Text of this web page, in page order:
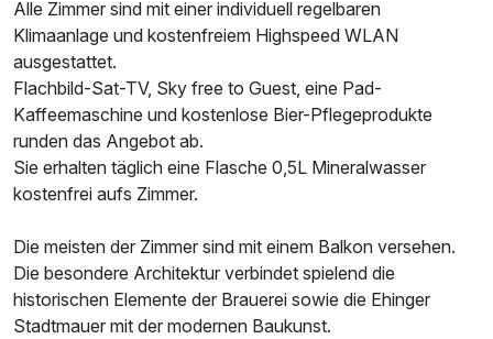
Ausstattung
Zusatznächte
Für 4 Tage
Doppelzimmer Superior
2 Erwachsene
Alle Zimmer sind mit einer individuell regelbaren
Klimaanlage und kostenfreiem Highspeed WLAN
ausgestattet.
Flachbild-Sat-TV, Sky free to Guest, eine Pad-
Kaffeemaschine und kostenlose Bier-Pflegeprodukte
runden das Angebot ab.
Sie erhalten täglich eine Flasche 0,5L Mineralwasser
kostenfrei aufs Zimmer.
Die meisten der Zimmer sind mit einem Balkon versehen.
Die besondere Architektur verbindet spielend die
historischen Elemente der Brauerei sowie die Ehinger
Stadtmauer mit der modernen Baukunst.